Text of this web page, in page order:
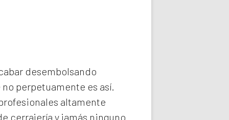
desembolsando
perpetuamente es así.
altamente
cerrajería y jamás ninguno